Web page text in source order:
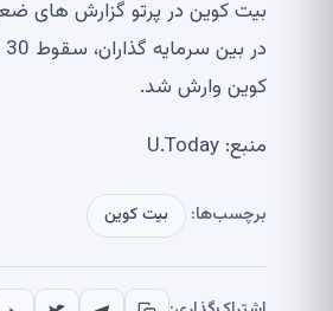
کوین وارش شد.
منبع: U.Today
برچسب‌ها: بیت کوین